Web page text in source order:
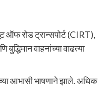
ऑफ रोड ट्रान्सपोर्ट (CIRT),
वाहनांच्या वाढत्या
आभासी भाषणाने झाले. अधिक